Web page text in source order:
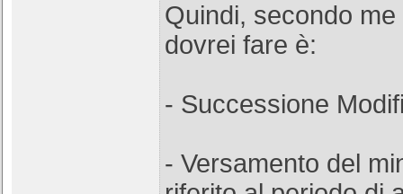
Quindi, secondo
dovrei fare è:
- Successione
- Versamento del